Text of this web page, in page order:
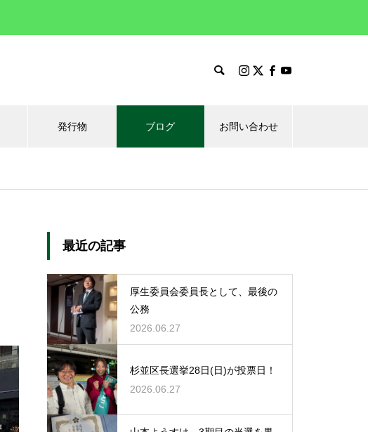
発行物 ブログ お問い合わせ
最近の記事
厚生委員会委員長として、最後の
公務
2026.06.27
杉並区長選挙28日(日)が投票日！
2026.06.27